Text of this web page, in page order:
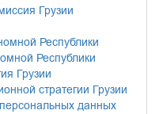
Грузии
Республики
Республики
Грузии
стратегии Грузии
данных